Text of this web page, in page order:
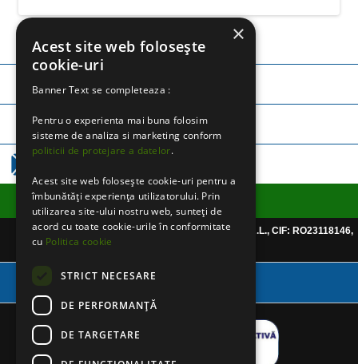
TELEFON:0757 365 250
Informatii utile
Website detinut de CHRISPHARMABLUE S.R.L., CIF: RO23118146,
Reg.Com: J40/999/2008
Varianta Desktop
×
Acest site web folosește
cookie-uri
Banner Text se completeaza :
Pentru o experienta mai buna folosim
sisteme de analiza si marketing conform
politicii de protejare a datelor.
Acest site web folosește cookie-uri pentru a
îmbunătăți experiența utilizatorului. Prin
utilizarea site-ului nostru web, sunteți de
acord cu toate cookie-urile în conformitate
cu Politica cookie
STRICT NECESARE
DE PERFORMANȚĂ
DE TARGETARE